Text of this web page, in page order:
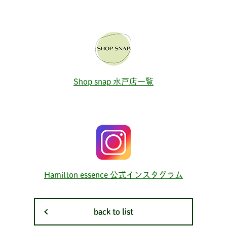
Shop snap 水戸店一覧
Hamilton essence 公式インスタグラム
back to list